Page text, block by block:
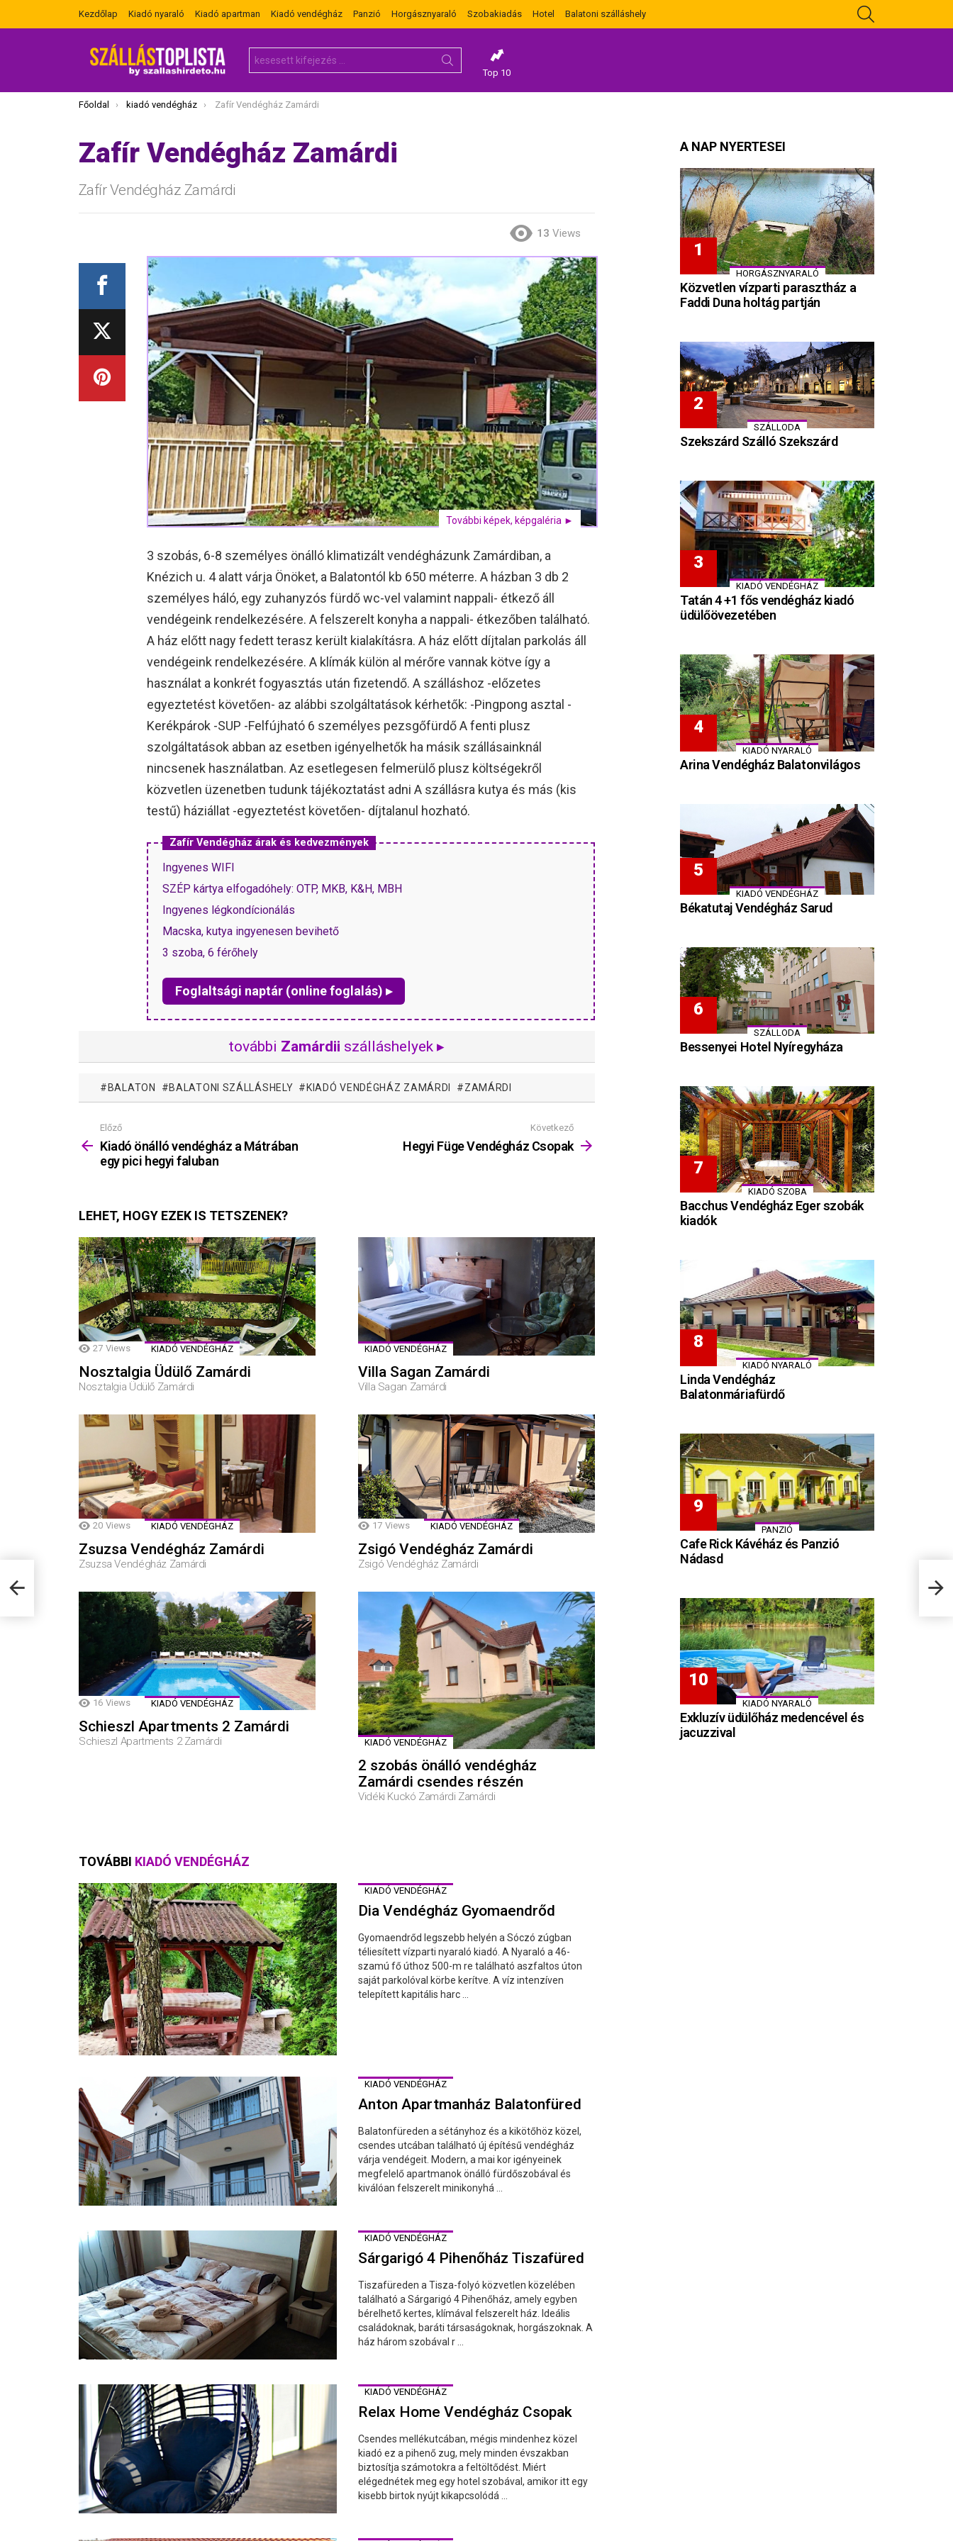
Kezdőlap Kiadó nyaraló Kiadó apartman Kiadó vendégház Panzió Horgásznyaraló Szobakiadás Hotel Balatoni szálláshely
for:
Top 10
Itt vagy most:
Főoldal kiadó vendégház Zafír Vendégház Zamárdi
Zafír Vendégház Zamárdi
Zafír Vendégház Zamárdi
13 Views
További képek, képgaléria ►
3 szobás, 6-8 személyes önálló klimatizált vendégházunk Zamárdiban, a
Knézich u. 4 alatt várja Önöket, a Balatontól kb 650 méterre. A házban 3 db 2
személyes háló, egy zuhanyzós fürdő wc-vel valamint nappali- étkező áll
vendégeink rendelkezésére. A felszerelt konyha a nappali- étkezőben található.
A ház előtt nagy fedett terasz került kialakításra. A ház előtt díjtalan parkolás áll
vendégeink rendelkezésére. A klímák külön al mérőre vannak kötve így a
használat a konkrét fogyasztás után fizetendő. A szálláshoz -előzetes
egyeztetést követően- az alábbi szolgáltatások kérhetők: -Pingpong asztal -
Kerékpárok -SUP -Felfújható 6 személyes pezsgőfürdő A fenti plusz
szolgáltatások abban az esetben igényelhetők ha másik szállásainknál
nincsenek használatban. Az esetlegesen felmerülő plusz költségekről
közvetlen üzenetben tudunk tájékoztatást adni A szállásra kutya és más (kis
testű) háziállat -egyeztetést követően- díjtalanul hozható.
Zafír Vendégház árak és kedvezmények
Ingyenes WIFI
SZÉP kártya elfogadóhely: OTP, MKB, K&H, MBH
Ingyenes légkondícionálás
Macska, kutya ingyenesen bevihető
3 szoba, 6 férőhely
Foglaltsági naptár (online foglalás) ▸
további Zamárdii szálláshelyek ▸
BALATON BALATONI SZÁLLÁSHELY KIADÓ VENDÉGHÁZ ZAMÁRDI ZAMÁRDI
Mutass
többet
Előző
Kiadó önálló vendégház a Mátrában
egy pici hegyi faluban
Következő
Hegyi Füge Vendégház Csopak
LEHET, HOGY EZEK IS TETSZENEK?
27 Views KIADÓ VENDÉGHÁZ
Nosztalgia Üdülő Zamárdi
Nosztalgia Üdülő Zamárdi
KIADÓ VENDÉGHÁZ
Villa Sagan Zamárdi
Villa Sagan Zamárdi
20 Views KIADÓ VENDÉGHÁZ
Zsuzsa Vendégház Zamárdi
Zsuzsa Vendégház Zamárdi
17 Views KIADÓ VENDÉGHÁZ
Zsigó Vendégház Zamárdi
Zsigó Vendégház Zamárdi
16 Views KIADÓ VENDÉGHÁZ
Schieszl Apartments 2 Zamárdi
Schieszl Apartments 2 Zamárdi KIADÓ VENDÉGHÁZ
2 szobás önálló vendégház
Zamárdi csendes részén
Vidéki Kuckó Zamárdi Zamárdi
TOVÁBBI KIADÓ VENDÉGHÁZ
KIADÓ VENDÉGHÁZ
Dia Vendégház Gyomaendrőd
Gyomaendrőd legszebb helyén a Sóczó zúgban
téliesített vízparti nyaraló kiadó. A Nyaraló a 46-
szamú fő úthoz 500-m re található aszfaltos úton
saját parkolóval körbe kerítve. A víz intenzíven
telepített kapitális harc ...
KIADÓ VENDÉGHÁZ
Anton Apartmanház Balatonfüred
Balatonfüreden a sétányhoz és a kikötőhöz közel,
csendes utcában található új építésű vendégház
várja vendégeit. Modern, a mai kor igényeinek
megfelelő apartmanok önálló fürdőszobával és
kiválóan felszerelt minikonyhá ...
KIADÓ VENDÉGHÁZ
Sárgarigó 4 Pihenőház Tiszafüred
Tiszafüreden a Tisza-folyó közvetlen közelében
található a Sárgarigó 4 Pihenőház, amely egyben
bérelhető kertes, klímával felszerelt ház. Ideális
családoknak, baráti társaságoknak, horgászoknak. A
ház három szobával r ...
KIADÓ VENDÉGHÁZ
Relax Home Vendégház Csopak
Csendes mellékutcában, mégis mindenhez közel
kiadó ez a pihenő zug, mely minden évszakban
biztosítja számotokra a feltöltődést. Miért
elégednétek meg egy hotel szobával, amikor itt egy
kisebb birtok nyújt kikapcsolódá ...
A NAP NYERTESEI
HORGÁSZNYARALÓ
Közvetlen vízparti parasztház a
Faddi Duna holtág partján
SZÁLLODA
Szekszárd Szálló Szekszárd
KIADÓ VENDÉGHÁZ
Tatán 4 +1 fős vendégház kiadó
üdülőövezetében
KIADÓ NYARALÓ
Arina Vendégház Balatonvilágos
KIADÓ VENDÉGHÁZ
Békatutaj Vendégház Sarud
SZÁLLODA
Bessenyei Hotel Nyíregyháza
KIADÓ SZOBA
Bacchus Vendégház Eger szobák
kiadók
KIADÓ NYARALÓ
Linda Vendégház
Balatonmáriafürdő
PANZIÓ
Cafe Rick Kávéház és Panzió
Nádasd
KIADÓ NYARALÓ
Exkluzív üdülőház medencével és
jacuzzival